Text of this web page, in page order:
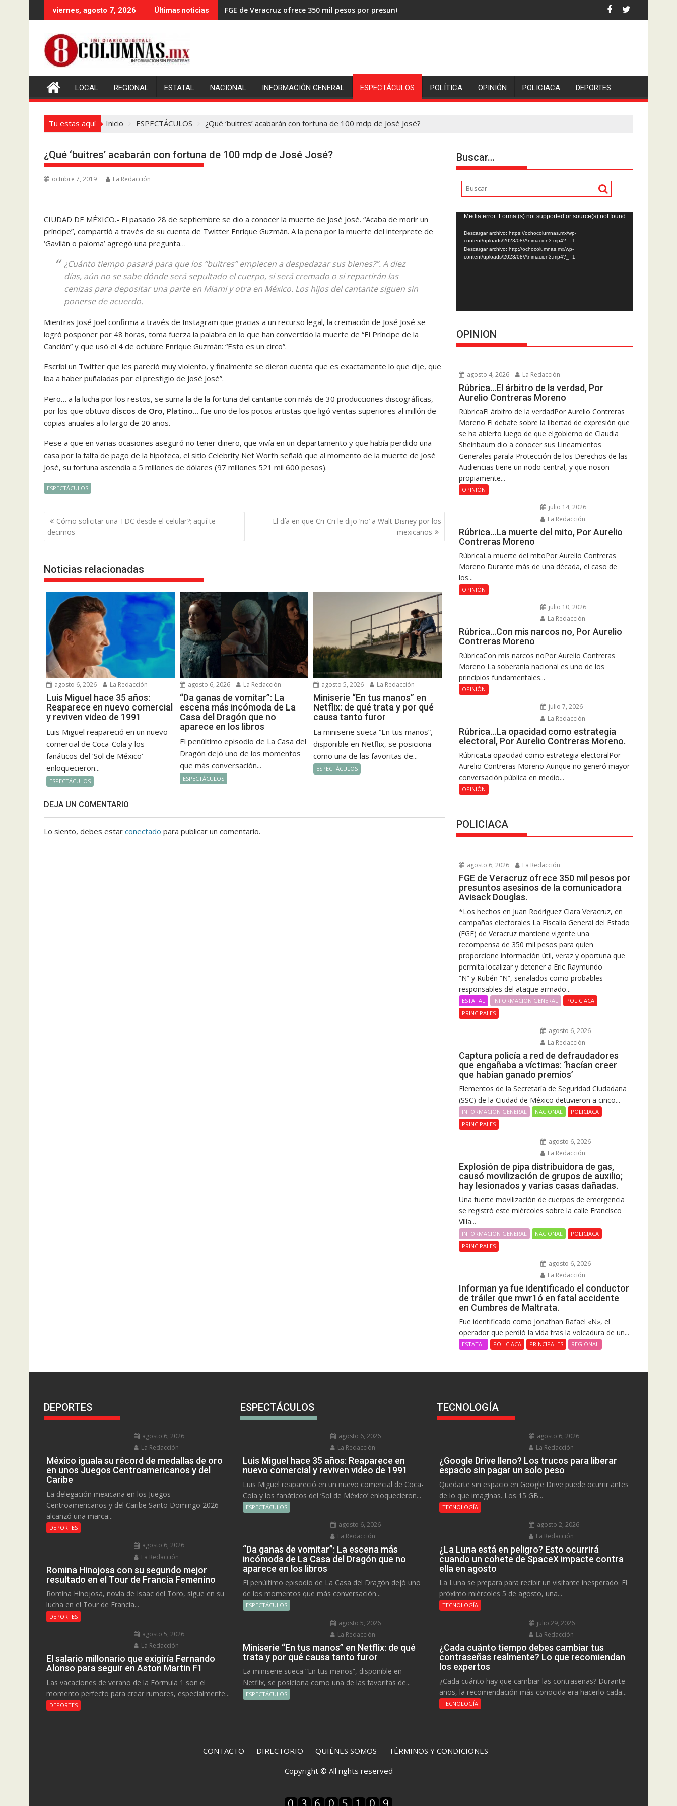
al
viernes, agosto 7, 2026 Últimas noticias FGE de Veracruz ofrece 350 mil pesos por presuntos asesinos de la comunicadora Avisack Douglas.
LOCAL REGIONAL ESTATAL NACIONAL INFORMACIÓN GENERAL ESPECTÁCULOS POLÍTICA OPINIÓN POLICIACA DEPORTES
Tu estas aquí Inicio ESPECTÁCULOS ¿Qué ‘buitres’ acabarán con fortuna de 100 mdp de José José?
¿Qué ‘buitres’ acabarán con fortuna de 100 mdp de José José?
octubre 7, 2019 La Redacción
CIUDAD DE MÉXICO.- El pasado 28 de septiembre se dio a conocer la muerte de José José. “Acaba de morir un
príncipe”, compartió a través de su cuenta de Twitter Enrique Guzmán. A la pena por la muerte del interprete de
‘Gavilán o paloma’ agregó una pregunta…
¿Cuánto tiempo pasará para que los “buitres” empiecen a despedazar sus bienes?”. A diez
días, aún no se sabe dónde será sepultado el cuerpo, si será cremado o si repartirán las
cenizas para depositar una parte en Miami y otra en México. Los hijos del cantante siguen sin
ponerse de acuerdo.
Mientras José Joel confirma a través de Instagram que gracias a un recurso legal, la cremación de José José se
logró posponer por 48 horas, toma fuerza la palabra en lo que han convertido la muerte de “El Príncipe de la
Canción” y que usó el 4 de octubre Enrique Guzmán: “Esto es un circo”.
Escribí un Twitter que les pareció muy violento, y finalmente se dieron cuenta que es exactamente lo que dije, que
iba a haber puñaladas por el prestigio de José José”.
Pero… a la lucha por los restos, se suma la de la fortuna del cantante con más de 30 producciones discográficas,
por los que obtuvo discos de Oro, Platino… fue uno de los pocos artistas que ligó ventas superiores al millón de
copias anuales a lo largo de 20 años.
Pese a que en varias ocasiones aseguró no tener dinero, que vivía en un departamento y que había perdido una
casa por la falta de pago de la hipoteca, el sitio Celebrity Net Worth señaló que al momento de la muerte de José
José, su fortuna ascendía a 5 millones de dólares (97 millones 521 mil 600 pesos).
ESPECTÁCULOS
Navegación
de
entradas
Cómo solicitar una TDC desde el celular?; aquí te
decimos
El día en que Cri-Cri le dijo ‘no’ a Walt Disney por los
mexicanos
Noticias relacionadas
agosto 6, 2026 La Redacción
Luis Miguel hace 35 años:
Reaparece en nuevo comercial
y reviven video de 1991
Luis Miguel reapareció en un nuevo
comercial de Coca-Cola y los
fanáticos del ‘Sol de México’
enloquecieron...
ESPECTÁCULOS
agosto 6, 2026 La Redacción
“Da ganas de vomitar”: La
escena más incómoda de La
Casa del Dragón que no
aparece en los libros
El penúltimo episodio de La Casa del
Dragón dejó uno de los momentos
que más conversación...
ESPECTÁCULOS
agosto 5, 2026 La Redacción
Miniserie “En tus manos” en
Netflix: de qué trata y por qué
causa tanto furor
La miniserie sueca “En tus manos”,
disponible en Netflix, se posiciona
como una de las favoritas de...
ESPECTÁCULOS
DEJA UN COMENTARIO
Lo siento, debes estar conectado para publicar un comentario.
Buscar…
Reproductor
de
vídeo
Media error: Format(s) not supported or source(s) not found
Descargar archivo: https://ochocolumnas.mx/wp-
content/uploads/2023/08/Animacion3.mp4?_=1
Descargar archivo: http://ochocolumnas.mx/wp-
content/uploads/2023/08/Animacion3.mp4?_=1
OPINION
agosto 4, 2026 La Redacción
Rúbrica…El árbitro de la verdad, Por
Aurelio Contreras Moreno
RúbricaEl árbitro de la verdadPor Aurelio Contreras
Moreno El debate sobre la libertad de expresión que
se ha abierto luego de que elgobierno de Claudia
Sheinbaum dio a conocer sus Lineamientos
Generales parala Protección de los Derechos de las
Audiencias tiene un nodo central, y que noson
propiamente...
OPINIÓN
julio 14, 2026
La Redacción
Rúbrica…La muerte del mito, Por Aurelio
Contreras Moreno
RúbricaLa muerte del mitoPor Aurelio Contreras
Moreno Durante más de una década, el caso de
los...
OPINIÓN
julio 10, 2026
La Redacción
Rúbrica…Con mis narcos no, Por Aurelio
Contreras Moreno
RúbricaCon mis narcos noPor Aurelio Contreras
Moreno La soberanía nacional es uno de los
principios fundamentales...
OPINIÓN
julio 7, 2026
La Redacción
Rúbrica…La opacidad como estrategia
electoral, Por Aurelio Contreras Moreno.
RúbricaLa opacidad como estrategia electoralPor
Aurelio Contreras Moreno Aunque no generó mayor
conversación pública en medio...
OPINIÓN
POLICIACA
agosto 6, 2026 La Redacción
FGE de Veracruz ofrece 350 mil pesos por
presuntos asesinos de la comunicadora
Avisack Douglas.
*Los hechos en Juan Rodríguez Clara Veracruz, en
campañas electorales La Fiscalía General del Estado
(FGE) de Veracruz mantiene vigente una
recompensa de 350 mil pesos para quien
proporcione información útil, veraz y oportuna que
permita localizar y detener a Eric Raymundo
“N” y Rubén “N”, señalados como probables
responsables del ataque armado...
ESTATAL INFORMACIÓN GENERAL
POLICIACA
PRINCIPALES
agosto 6, 2026
La Redacción
Captura policía a red de defraudadores
que engañaba a víctimas: ‘hacían creer
que habían ganado premios’
Elementos de la Secretaría de Seguridad Ciudadana
(SSC) de la Ciudad de México detuvieron a cinco...
INFORMACIÓN GENERAL NACIONAL
POLICIACA
PRINCIPALES
agosto 6, 2026
La Redacción
Explosión de pipa distribuidora de gas,
causó movilización de grupos de auxilio;
hay lesionados y varias casas dañadas.
Una fuerte movilización de cuerpos de emergencia
se registró este miércoles sobre la calle Francisco
Villa...
INFORMACIÓN GENERAL NACIONAL
POLICIACA
PRINCIPALES
agosto 6, 2026
La Redacción
Informan ya fue identificado el conductor
de tráiler que mwr1ó en fatal accidente
en Cumbres de Maltrata.
Fue identificado como Jonathan Rafael «N», el
operador que perdió la vida tras la volcadura de un...
ESTATAL POLICIACA PRINCIPALES REGIONAL
DEPORTES
agosto 6, 2026
La Redacción
México iguala su récord de medallas de oro
en unos Juegos Centroamericanos y del
Caribe
La delegación mexicana en los Juegos
Centroamericanos y del Caribe Santo Domingo 2026
alcanzó una marca...
DEPORTES
agosto 6, 2026
La Redacción
Romina Hinojosa con su segundo mejor
resultado en el Tour de Francia Femenino
Romina Hinojosa, novia de Isaac del Toro, sigue en su
lucha en el Tour de Francia...
DEPORTES
agosto 5, 2026
La Redacción
El salario millonario que exigiría Fernando
Alonso para seguir en Aston Martin F1
Las vacaciones de verano de la Fórmula 1 son el
momento perfecto para crear rumores, especialmente...
DEPORTES
ESPECTÁCULOS
agosto 6, 2026
La Redacción
Luis Miguel hace 35 años: Reaparece en
nuevo comercial y reviven video de 1991
Luis Miguel reapareció en un nuevo comercial de Coca-
Cola y los fanáticos del ‘Sol de México’ enloquecieron...
ESPECTÁCULOS
agosto 6, 2026
La Redacción
“Da ganas de vomitar”: La escena más
incómoda de La Casa del Dragón que no
aparece en los libros
El penúltimo episodio de La Casa del Dragón dejó uno
de los momentos que más conversación...
ESPECTÁCULOS
agosto 5, 2026
La Redacción
Miniserie “En tus manos” en Netflix: de qué
trata y por qué causa tanto furor
La miniserie sueca “En tus manos”, disponible en
Netflix, se posiciona como una de las favoritas de...
ESPECTÁCULOS
TECNOLOGÍA
agosto 6, 2026
La Redacción
¿Google Drive lleno? Los trucos para liberar
espacio sin pagar un solo peso
Quedarte sin espacio en Google Drive puede ocurrir antes
de lo que imaginas. Los 15 GB...
TECNOLOGÍA
agosto 2, 2026
La Redacción
¿La Luna está en peligro? Esto ocurrirá
cuando un cohete de SpaceX impacte contra
ella en agosto
La Luna se prepara para recibir un visitante inesperado. El
próximo miércoles 5 de agosto, una...
TECNOLOGÍA
julio 29, 2026
La Redacción
¿Cada cuánto tiempo debes cambiar tus
contraseñas realmente? Lo que recomiendan
los expertos
¿Cada cuánto hay que cambiar las contraseñas? Durante
años, la recomendación más conocida era hacerlo cada...
TECNOLOGÍA
CONTACTO DIRECTORIO QUIÉNES SOMOS TÉRMINOS Y CONDICIONES
Copyright © All rights reserved